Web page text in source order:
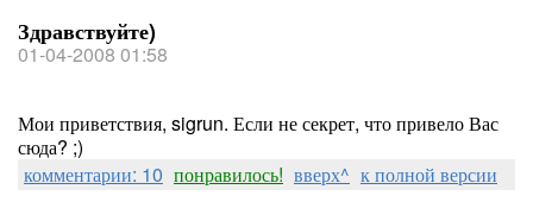
Здравствуйте)
01-04-2008 01:58
Мои приветствия, sigrun. Если не секрет, что привело Вас
сюда? ;)
комментарии: 10 понравилось! вверх^ к полной версии